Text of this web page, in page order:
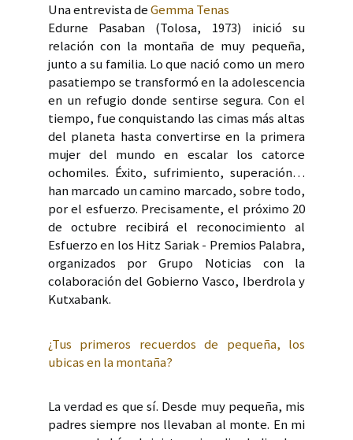
Una entrevista deGemma Tenas
Edurne Pasaban (Tolosa, 1973) inició su
relación con la montaña de muy pequeña,
junto a su familia. Lo que nació como un mero
pasatiempo se transformó en la adolescencia
en un refugio donde sentirse segura. Con el
tiempo, fue conquistando las cimas más altas
del planeta hasta convertirse en la primera
mujer del mundo en escalar los catorce
ochomiles. Éxito, sufrimiento, superación…
han marcado un camino marcado, sobre todo,
por el esfuerzo. Precisamente, el próximo 20
de octubre recibirá el reconocimiento al
Esfuerzo en los Hitz Sariak - Premios Palabra,
organizados por Grupo Noticias con la
colaboración del Gobierno Vasco, Iberdrola y
Kutxabank.
¿Tus primeros recuerdos de pequeña, los
ubicas en la montaña?
La verdad es que sí. Desde muy pequeña, mis
padres siempre nos llevaban al monte. En mi